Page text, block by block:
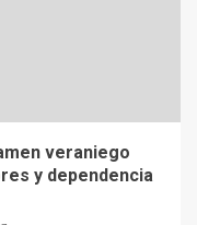
veraniego
y dependencia